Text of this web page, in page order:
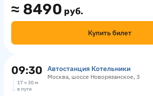
≈ 8490 руб.
Купить билет
09:30 Автостанция Котельники
Москва, шоссе Новорязанское, 3
17 ч 30 м
в пути